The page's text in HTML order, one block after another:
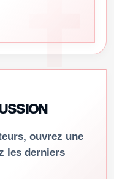
ouvrez une
les derniers